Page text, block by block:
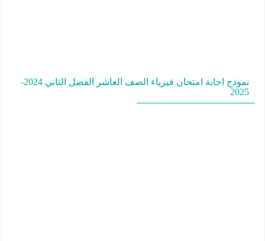
نموذج اجابة امتحان فيزياء الصف العاشر الفصل الثاني 2024-
2025